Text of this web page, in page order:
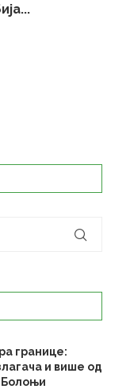
границе:
и више од